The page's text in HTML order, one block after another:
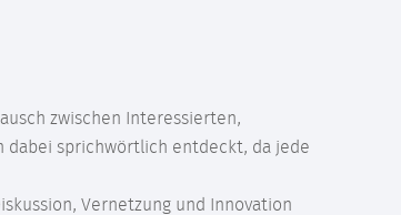
zwischen Interessierten,
dabei sprichwörtlich entdeckt, da jede
Vernetzung und Innovation